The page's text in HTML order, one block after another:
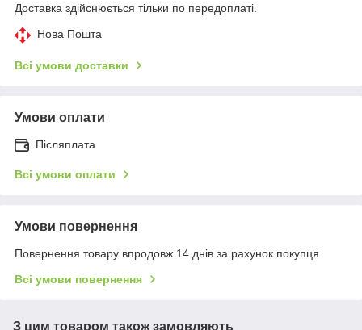
Доставка здійснюється тільки по передоплаті.
Нова Пошта
Всі умови доставки
Умови оплати
Післяплата
Всі умови оплати
Умови повернення
Повернення товару впродовж 14 днів за рахунок покупця
Всі умови повернення
З цим товаром також замовляють